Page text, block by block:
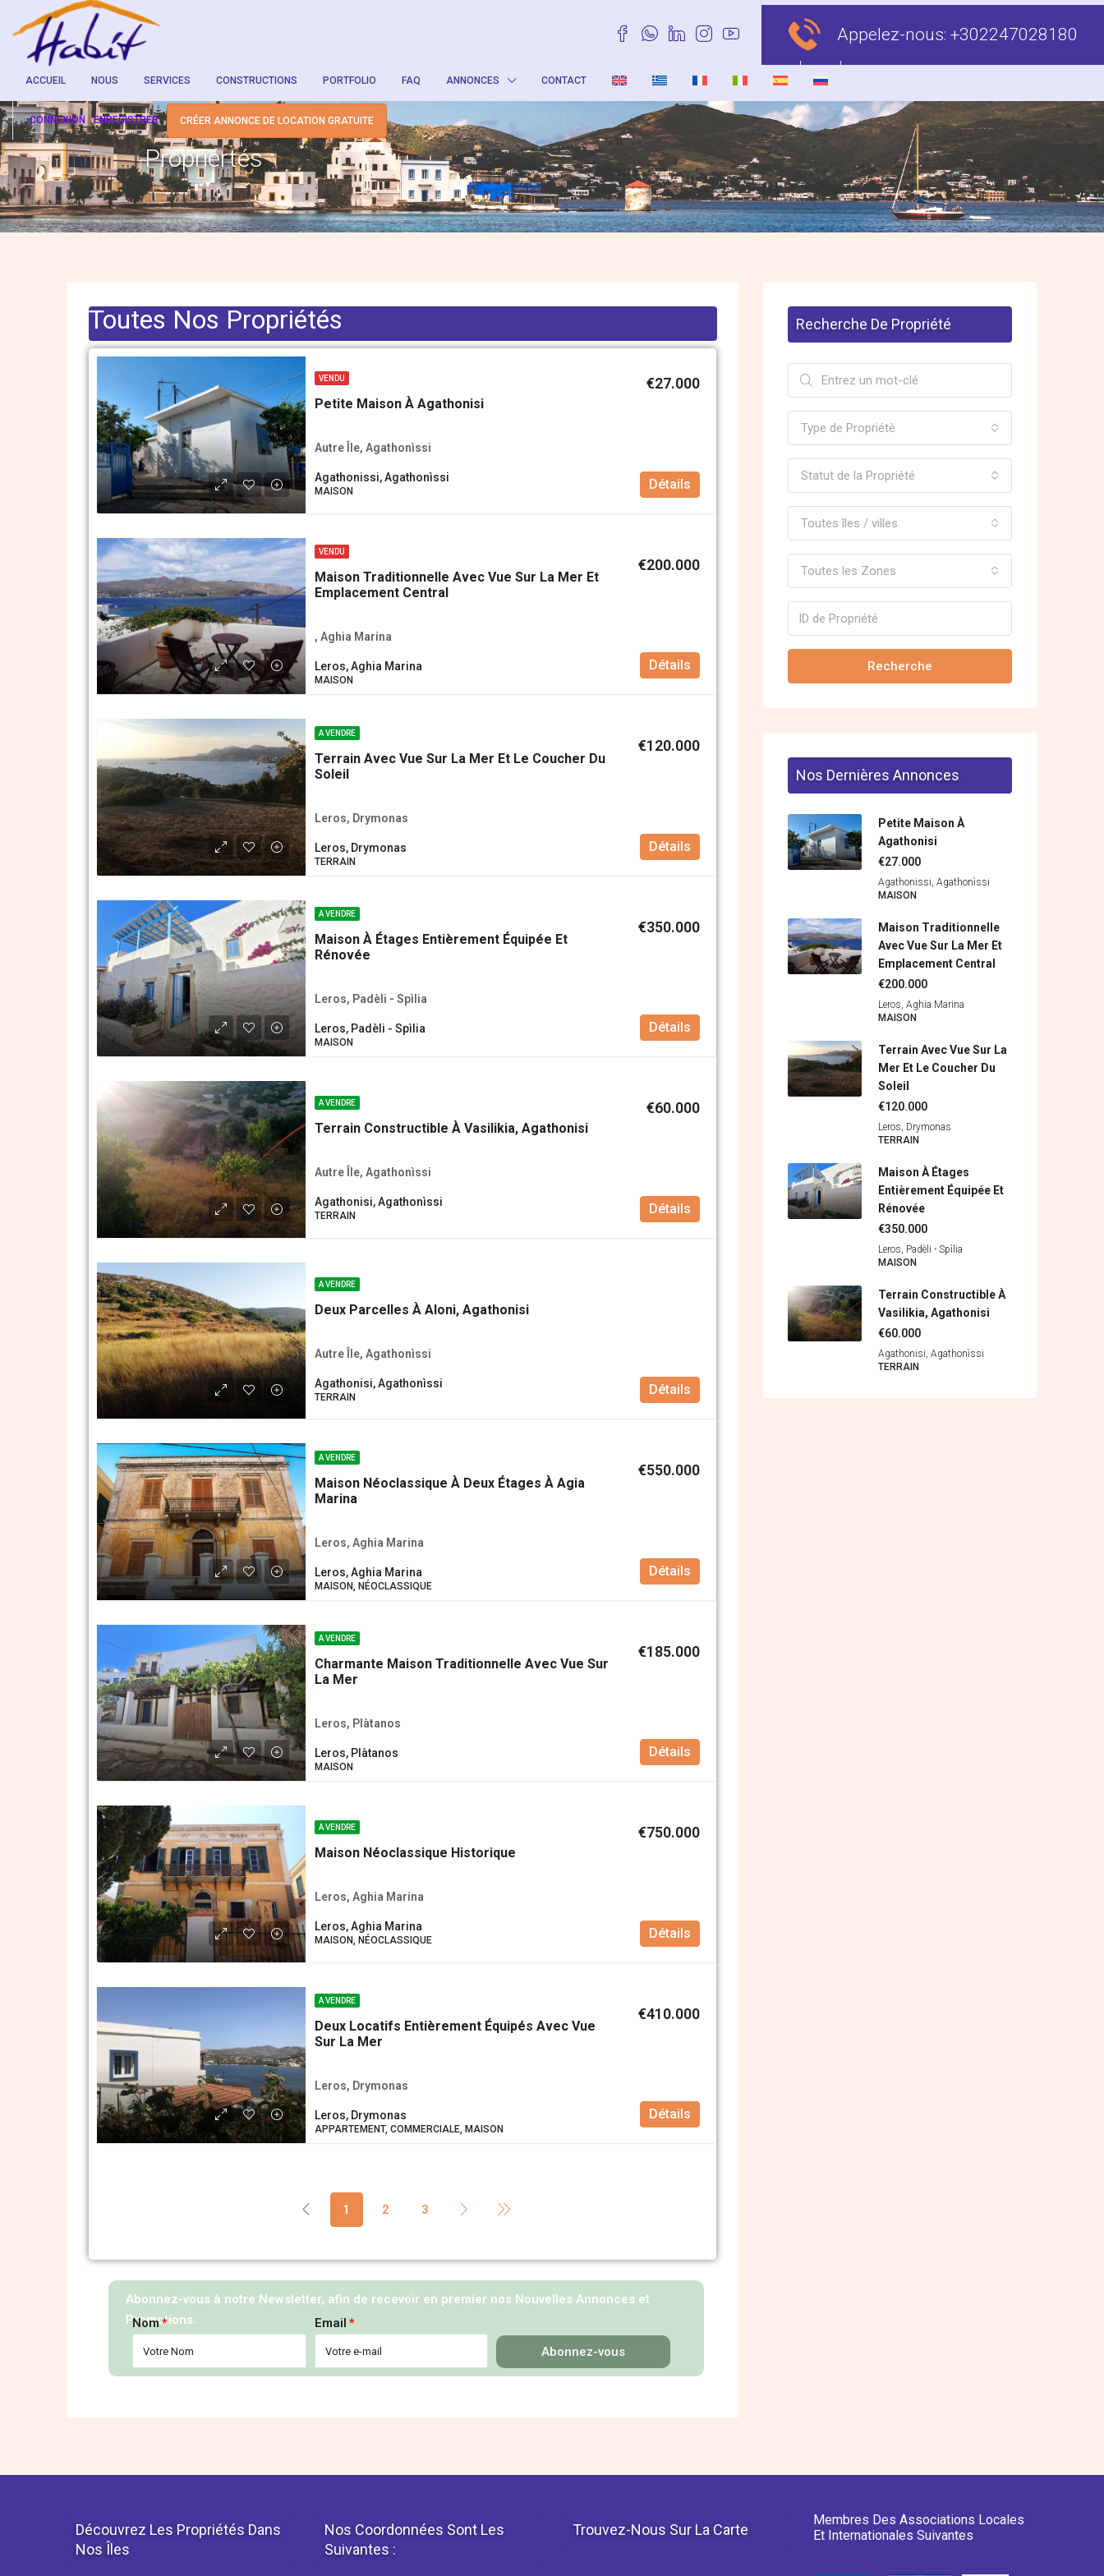
Appelez-nous: +302247028180
ACCUEIL NOUS SERVICES CONSTRUCTIONS PORTFOLIO FAQ ANNONCES CONTACT
CONNEXION ENREGISTRER CRÉER ANNONCE DE LOCATION GRATUITE
Propriértés
Toutes Nos Propriétés
VENDU
Petite Maison À Agathonisi
€27.000
Autre Île, Agathonìssi
Agathonissi, Agathonìssi
MAISON Détails
VENDU
Maison Traditionnelle Avec Vue Sur La Mer Et
Emplacement Central
€200.000
, Aghia Marina
Leros, Aghia Marina
MAISON
Détails
A VENDRE
Terrain Avec Vue Sur La Mer Et Le Coucher Du
Soleil
€120.000
Leros, Drymonas
Leros, Drymonas
ΤERRAIN
Détails
A VENDRE
Maison À Étages Entièrement Équipée Et
Rénovée
€350.000
Leros, Padèli - Spìlia
Leros, Padèli - Spìlia
MAISON
Détails
A VENDRE
Terrain Constructible À Vasilikia, Agathonisi
€60.000
Autre Île, Agathonìssi
Agathonisi, Agathonìssi
ΤERRAIN Détails
A VENDRE
Deux Parcelles À Aloni, Agathonisi
Autre Île, Agathonìssi
Agathonisi, Agathonìssi
ΤERRAIN Détails
A VENDRE
Maison Néoclassique À Deux Étages À Agia
Marina
€550.000
Leros, Aghia Marina
Leros, Aghia Marina
MAISON, ΝÉOCLASSIQUE
Détails
A VENDRE
Charmante Maison Traditionnelle Avec Vue Sur
La Mer
€185.000
Leros, Plàtanos
Leros, Plàtanos
MAISON
Détails
A VENDRE
Maison Néoclassique Historique
€750.000
Leros, Aghia Marina
Leros, Aghia Marina
MAISON, ΝÉOCLASSIQUE Détails
A VENDRE
Deux Locatifs Entièrement Équipés Avec Vue
Sur La Mer
€410.000
Leros, Drymonas
Leros, Drymonas
APPARTEMENT, COMMERCIALE, MAISON
Détails
1 2 3
Abonnez-vous à notre Newsletter, afin de recevoir en premier nos Nouvelles Annonces et
Promotions.
Nom
Email
Abonnez-vous
Recherche De Propriété
Type de Propriétè
Statut de la Propriété
Toutes îles / villes
Toutes les Zones
Recherche
Nos Dernières Annonces
Petite Maison À
Agathonisi
€27.000
Agathonissi, Agathonìssi
MAISON
Maison Traditionnelle
Avec Vue Sur La Mer Et
Emplacement Central
€200.000
Leros, Aghia Marina
MAISON
Terrain Avec Vue Sur La
Mer Et Le Coucher Du
Soleil
€120.000
Leros, Drymonas
ΤERRAIN
Maison À Étages
Entièrement Équipée Et
Rénovée
€350.000
Leros, Padèli - Spìlia
MAISON
Terrain Constructible À
Vasilikia, Agathonisi
€60.000
Agathonisi, Agathonìssi
ΤERRAIN
Découvrez Les Propriétés Dans
Nos Îles
Nos Coordonnées Sont Les
Suivantes :
Trouvez-Nous Sur La Carte
Membres Des Associations Locales
Et Internationales Suivantes